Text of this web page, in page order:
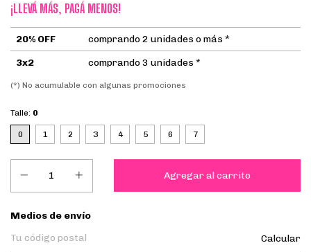
¡LLEVÁ MÁS, PAGÁ MENOS!
20% OFF
comprando 2 unidades o más *
3x2
comprando 3 unidades *
(*) No acumulable con algunas promociones
Talle: 0
0 1 2 3 4 5 6 7
Entregas para el CP:
Medios de envío
Calcular